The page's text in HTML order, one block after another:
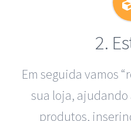
2.
Em seguida vamos
sua loja, ajudando
produtos,